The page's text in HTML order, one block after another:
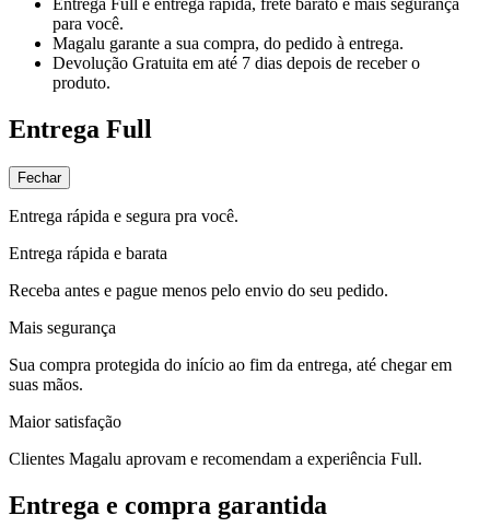
Entrega Full é entrega rápida, frete barato e mais segurança
para você.
Magalu garante a sua compra, do pedido à entrega.
Devolução Gratuita em até 7 dias depois de receber o
produto.
Entrega Full
Fechar
Entrega rápida e segura pra você.
Entrega rápida e barata
Receba antes e pague menos pelo envio do seu pedido.
Mais segurança
Sua compra protegida do início ao fim da entrega, até chegar em
suas mãos.
Maior satisfação
Clientes Magalu aprovam e recomendam a experiência Full.
Entrega e compra garantida